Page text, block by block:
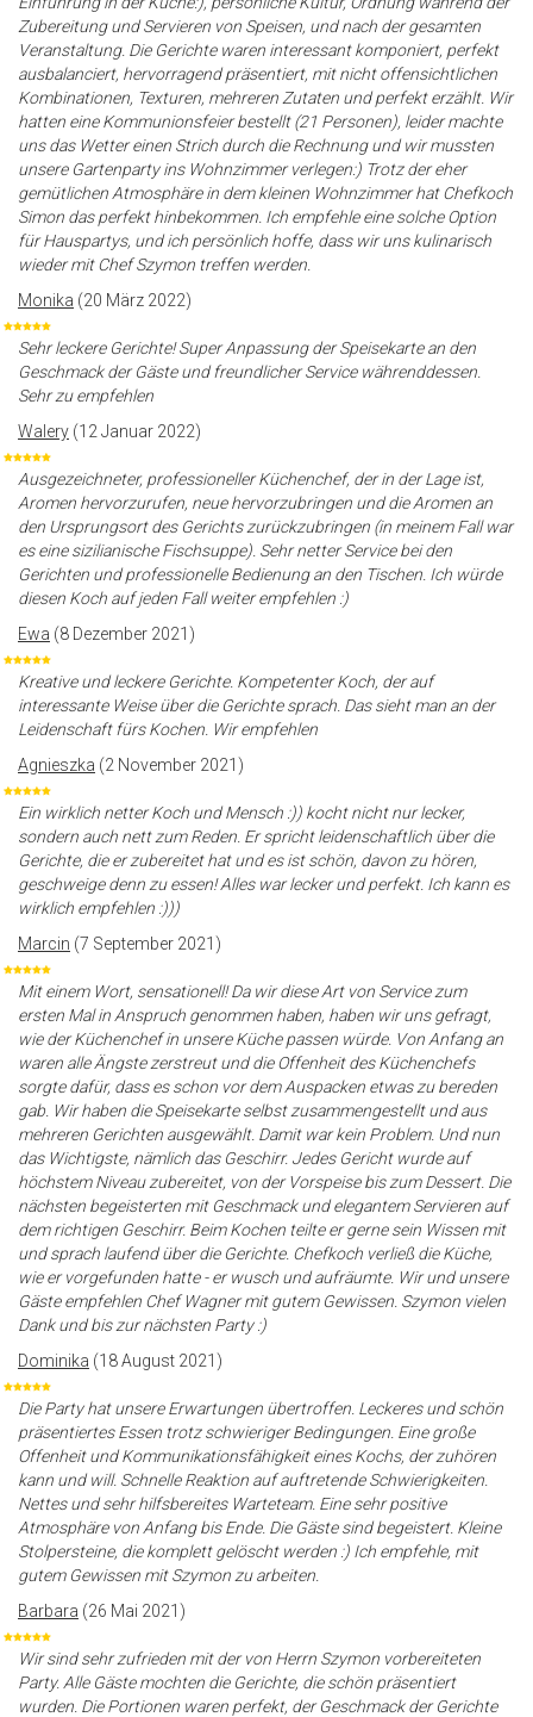
Zubereitung und Servieren von Speisen, und nach der gesamten
Veranstaltung. Die Gerichte waren interessant komponiert, perfekt
ausbalanciert, hervorragend präsentiert, mit nicht offensichtlichen
Kombinationen, Texturen, mehreren Zutaten und perfekt erzählt. Wir
hatten eine Kommunionsfeier bestellt (21 Personen), leider machte
uns das Wetter einen Strich durch die Rechnung und wir mussten
unsere Gartenparty ins Wohnzimmer verlegen:) Trotz der eher
gemütlichen Atmosphäre in dem kleinen Wohnzimmer hat Chefkoch
Simon das perfekt hinbekommen. Ich empfehle eine solche Option
für Hauspartys, und ich persönlich hoffe, dass wir uns kulinarisch
wieder mit Chef Szymon treffen werden.
Monika (20 März 2022)
Sehr leckere Gerichte! Super Anpassung der Speisekarte an den
Geschmack der Gäste und freundlicher Service währenddessen.
Sehr zu empfehlen
Walery (12 Januar 2022)
Ausgezeichneter, professioneller Küchenchef, der in der Lage ist,
Aromen hervorzurufen, neue hervorzubringen und die Aromen an
den Ursprungsort des Gerichts zurückzubringen (in meinem Fall war
es eine sizilianische Fischsuppe). Sehr netter Service bei den
Gerichten und professionelle Bedienung an den Tischen. Ich würde
diesen Koch auf jeden Fall weiter empfehlen :)
Ewa (8 Dezember 2021)
Kreative und leckere Gerichte. Kompetenter Koch, der auf
interessante Weise über die Gerichte sprach. Das sieht man an der
Leidenschaft fürs Kochen. Wir empfehlen
Agnieszka (2 November 2021)
Ein wirklich netter Koch und Mensch :)) kocht nicht nur lecker,
sondern auch nett zum Reden. Er spricht leidenschaftlich über die
Gerichte, die er zubereitet hat und es ist schön, davon zu hören,
geschweige denn zu essen! Alles war lecker und perfekt. Ich kann es
wirklich empfehlen :)))
Marcin (7 September 2021)
Mit einem Wort, sensationell! Da wir diese Art von Service zum
ersten Mal in Anspruch genommen haben, haben wir uns gefragt,
wie der Küchenchef in unsere Küche passen würde. Von Anfang an
waren alle Ängste zerstreut und die Offenheit des Küchenchefs
sorgte dafür, dass es schon vor dem Auspacken etwas zu bereden
gab. Wir haben die Speisekarte selbst zusammengestellt und aus
mehreren Gerichten ausgewählt. Damit war kein Problem. Und nun
das Wichtigste, nämlich das Geschirr. Jedes Gericht wurde auf
höchstem Niveau zubereitet, von der Vorspeise bis zum Dessert. Die
nächsten begeisterten mit Geschmack und elegantem Servieren auf
dem richtigen Geschirr. Beim Kochen teilte er gerne sein Wissen mit
und sprach laufend über die Gerichte. Chefkoch verließ die Küche,
wie er vorgefunden hatte - er wusch und aufräumte. Wir und unsere
Gäste empfehlen Chef Wagner mit gutem Gewissen. Szymon vielen
Dank und bis zur nächsten Party :)
Dominika (18 August 2021)
Die Party hat unsere Erwartungen übertroffen. Leckeres und schön
präsentiertes Essen trotz schwieriger Bedingungen. Eine große
Offenheit und Kommunikationsfähigkeit eines Kochs, der zuhören
kann und will. Schnelle Reaktion auf auftretende Schwierigkeiten.
Nettes und sehr hilfsbereites Warteteam. Eine sehr positive
Atmosphäre von Anfang bis Ende. Die Gäste sind begeistert. Kleine
Stolpersteine, die komplett gelöscht werden :) Ich empfehle, mit
gutem Gewissen mit Szymon zu arbeiten.
Barbara (26 Mai 2021)
Wir sind sehr zufrieden mit der von Herrn Szymon vorbereiteten
Party. Alle Gäste mochten die Gerichte, die schön präsentiert
wurden. Die Portionen waren perfekt, der Geschmack der Gerichte